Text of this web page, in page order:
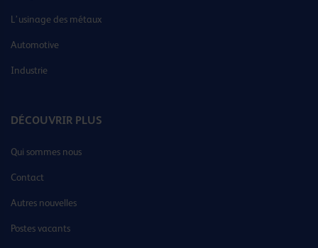
L’usinage des métaux
Automotive
Industrie
DÉCOUVRIR PLUS
Qui sommes nous
Contact
Autres nouvelles
Postes vacants